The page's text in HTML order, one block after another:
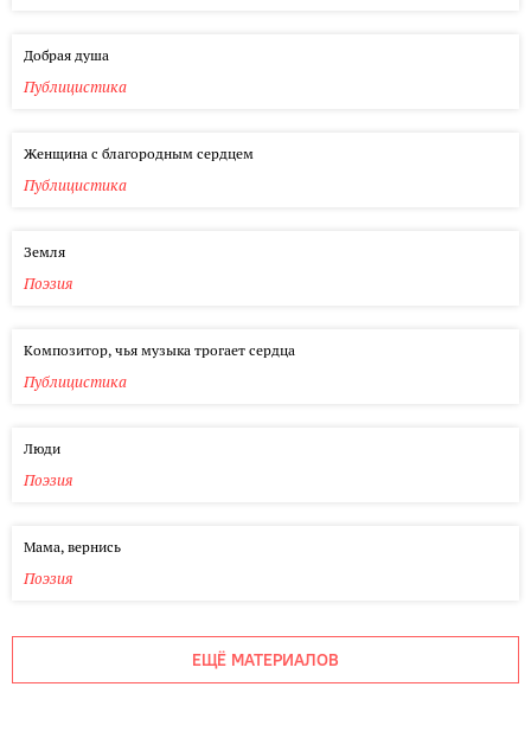
Добрая душа
Публицистика
Женщина с благородным сердцем
Публицистика
Земля
Поэзия
Композитор, чья музыка трогает сердца
Публицистика
Люди
Поэзия
Мама, вернись
Поэзия
ЕЩЁ МАТЕРИАЛОВ